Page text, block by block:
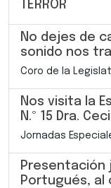
TERROR
No dejes de
sonido nos
Coro de la
Nos visita la
N.º 15 Dra.
Jornadas
Presentación
Portugués, al